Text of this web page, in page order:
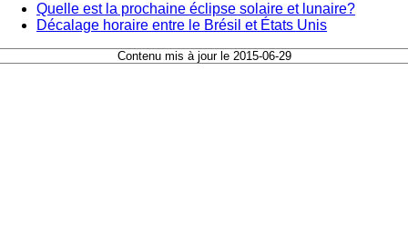
Quelle est la prochaine éclipse solaire et lunaire?
Décalage horaire entre le Brésil et États Unis
Contenu mis à jour le 2015-06-29